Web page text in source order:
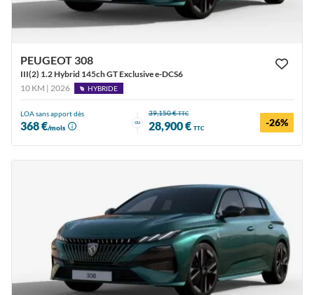
PEUGEOT 308
III(2) 1.2 Hybrid 145ch GT Exclusive e-DCS6
10 KM | 2026
HYBRIDE
LOA sans apport dès
368 €/mois
ou
39,150 €TTC
28,900 € TTC -26%